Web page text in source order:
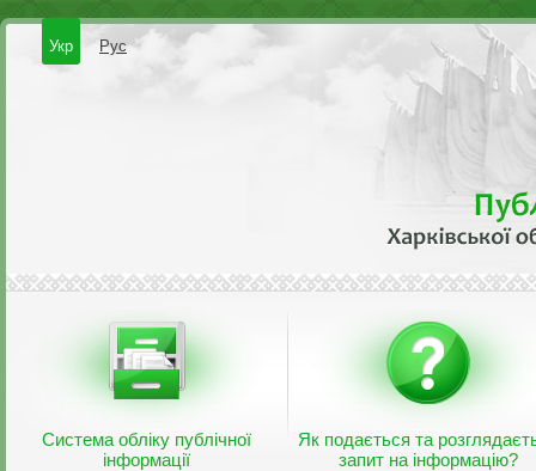
Укр Рус
Система обліку публічної
інформації
Як подається та
запит на інформацію?